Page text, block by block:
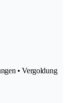
• Vergoldung